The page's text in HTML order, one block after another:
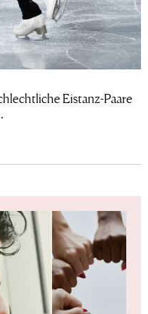
Eistanz-Paare